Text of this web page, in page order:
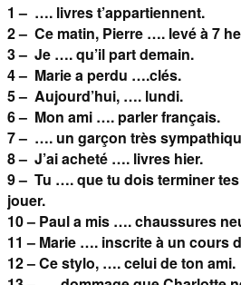
1 – …. livres t’appartiennent.
2 – Ce matin, Pierre …. levé à 7
3 – Je …. qu’il part demain.
4 – Marie a perdu ….clés.
5 – Aujourd’hui, …. lundi.
6 – Mon ami …. parler français.
7 – …. un garçon très
8 – J’ai acheté …. livres hier.
9 – Tu …. que tu dois terminer
jouer.
10 – Paul a mis …. chaussures
11 – Marie …. inscrite à un cours
12 – Ce stylo, …. celui de ton ami.